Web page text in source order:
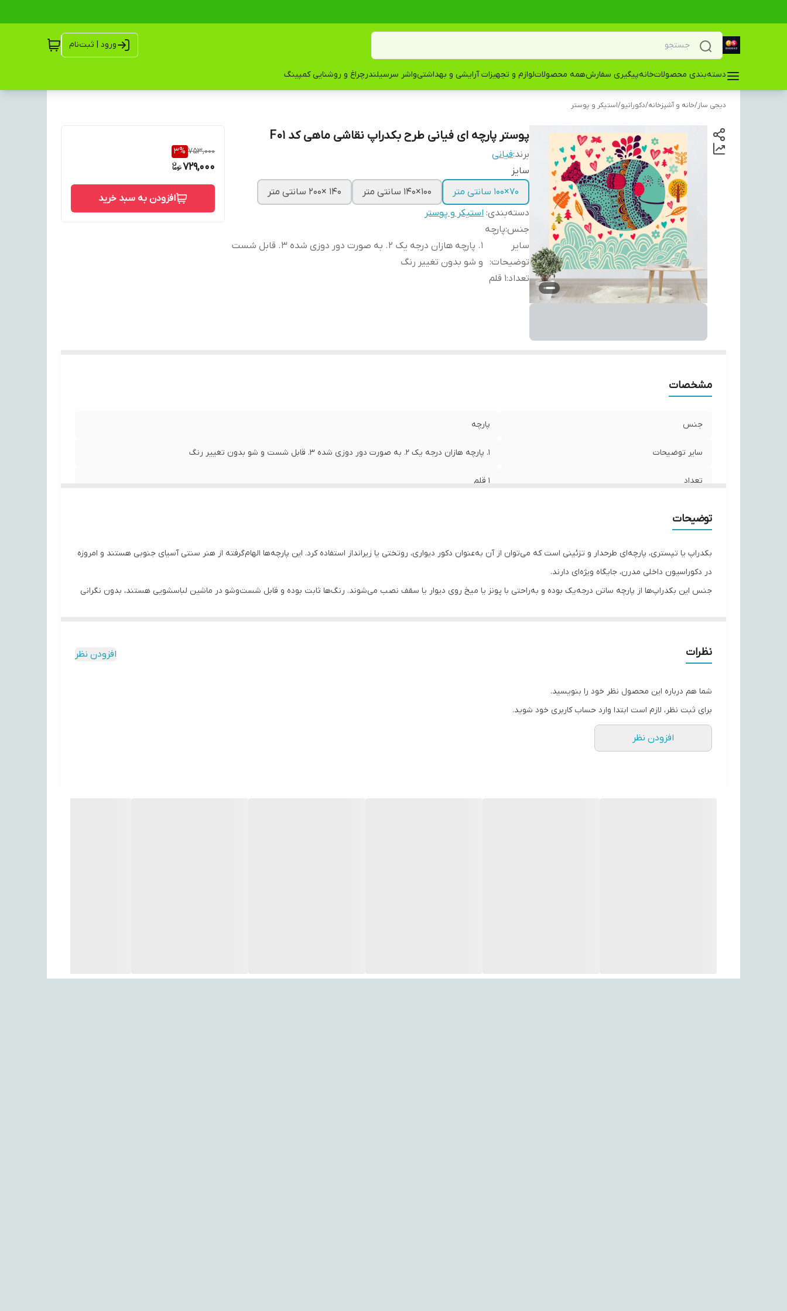
ورود | ثبت‌نام
دسته‌بندی محصولاتخانهپیگیری سفارشهمه محصولاتلوازم و تجهیزات آرایشی و بهداشتیواشر سرسیلندرچراغ و روشنایی کمپینگ
دیجی ساز/خانه و آشپزخانه/دکوراتیو/استیکر و پوستر
پوستر پارچه ای فیانی طرح بکدراپ نقاشی ماهی کد F01
برند:فیانی
سایز
۷۰×۱۰۰ سانتی متر
۱۰۰×۱۴۰ سانتی متر
۱۴۰ ×۲۰۰ سانتی متر
دسته‌بندی: استیکر و پوستر
جنس:پارچه
سایر
توضیحات:
1. پارچه هازان درجه یک 2. به صورت دور دوزی شده 3. قابل شست
و شو بدون تغییر رنگ
تعداد:1 قلم
753,000
3%
729,000
افزودن به سبد خرید
مشخصات
جنس پارچه
سایر توضیحات 1. پارچه هازان درجه یک 2. به صورت دور دوزی شده 3. قابل شست و شو بدون تغییر رنگ
تعداد 1 قلم
توضیحات
بکدراپ یا تپستری، پارچه‌ای طرحدار و تزئینی است که می‌توان از آن به‌عنوان دکور دیواری، روتختی یا زیرانداز استفاده کرد. این پارچه‌ها الهام‌گرفته از هنر سنتی آسیای جنوبی هستند و امروزه
در دکوراسیون داخلی مدرن، جایگاه ویژه‌ای دارند.
جنس این بکدراپ‌ها از پارچه ساتن درجه‌یک بوده و به‌راحتی با پونز یا میخ روی دیوار یا سقف نصب می‌شوند. رنگ‌ها ثابت بوده و قابل شست‌وشو در ماشین لباسشویی هستند، بدون نگرانی
حس تازگی به محیط اطراف‌تان ببخشند.
اگر به دنبال هدیه‌ای خاص، کاربردی و ماندگار هستید، بکدراپ یکی از گزینه‌های ایده‌آل برای مناسبت‌های مختلف است.
نظرات افزودن نظر
شما هم درباره این محصول نظر خود را بنویسید.
برای ثبت نظر، لازم است ابتدا وارد حساب کاربری خود شوید.
افزودن نظر